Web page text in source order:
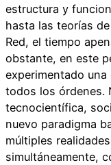
estructura y
hasta las teorías
Red, el tiempo
obstante, en este
experimentado
todos los órdenes.
tecnocientífica,
nuevo paradigma
múltiples
simultáneamente,